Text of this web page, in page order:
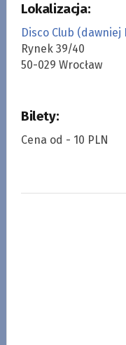
Lokalizacja:
Disco Club
Rynek 39/40
50-029 Wrocław
Bilety:
Cena od - 10 PLN